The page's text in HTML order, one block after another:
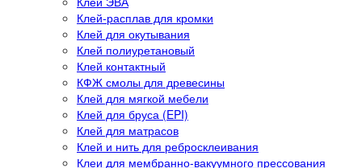
Клей-расплав для кромки
Клей для окутывания
Клей полиуретановый
Клей контактный
КФЖ смолы для древесины
Клей для мягкой мебели
Клей для бруса (EPI)
Клей для матрасов
Клей и нить для ребросклеивания
Клеи для мембранно-вакуумного прессования